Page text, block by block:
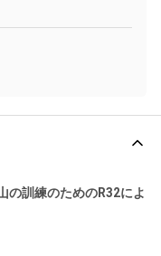
の訓練のためのR32によ